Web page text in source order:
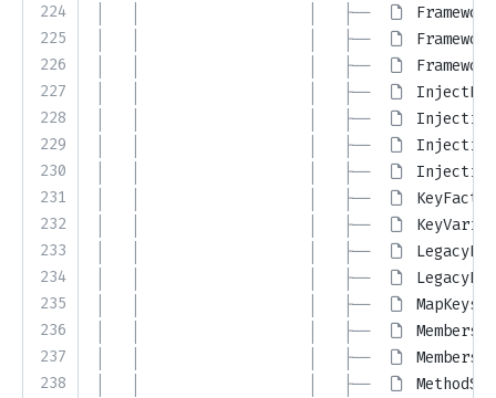
224
225
226
227
228
229
230
231
232
233
234
235
236
237
238
│   │                   │   ├──
│   │                   │   ├──
│   │                   │   ├──
│   │                   │   ├──
│   │                   │   ├──
│   │                   │   ├──
│   │                   │   ├──
│   │                   │   ├──
│   │                   │   ├──
│   │                   │   ├──
│   │                   │   ├──
│   │                   │   ├──
│   │                   │   ├──
│   │                   │   ├──
│   │                   │   ├──